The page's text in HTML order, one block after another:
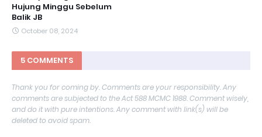
Hujung Minggu Sebelum
Balik JB
October 08, 2024
5 COMMENTS
Thank you for coming by. Comments are your responsibility. Any
comments are subjected to the Act 588 MCMC 1988. Comment wisely,
and do it with pure intentions. Any comment with link(s) will be
deleted to avoid spam.